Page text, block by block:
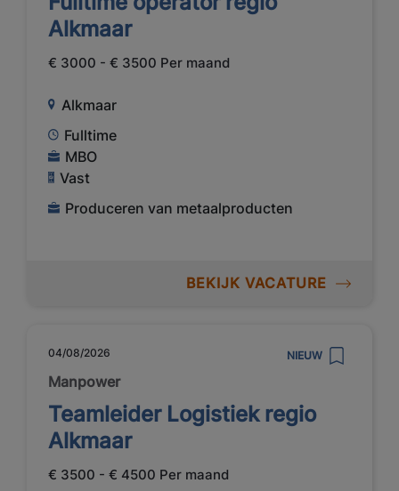
Alkmaar
€ 3000 - € 3500 Per maand
Alkmaar
Fulltime
MBO
Vast
Produceren van metaalproducten
BEKIJK VACATURE
04/08/2026 NIEUW
Manpower
Teamleider Logistiek regio
Alkmaar
€ 3500 - € 4500 Per maand